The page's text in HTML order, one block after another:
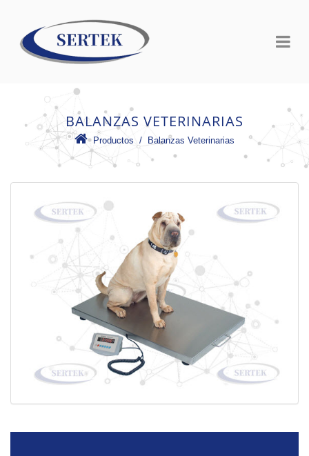
BALANZAS VETERINARIAS
Productos / Balanzas Veterinarias